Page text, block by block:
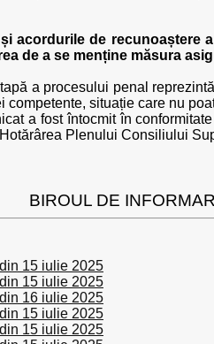
acordurile de
de a se menține măsura
a procesului penal
competente, situație care nu
a fost întocmit în
Plenului Consiliului
BIROUL DE
15 iulie 2025
15 iulie 2025
16 iulie 2025
15 iulie 2025
15 iulie 2025